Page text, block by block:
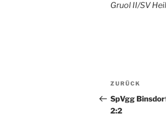
Gruol II/SV
Vorheriger
Beitrag
ZURÜCK
SpVgg
2:2